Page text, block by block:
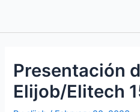
content
Presentación
Elijob/Elitech